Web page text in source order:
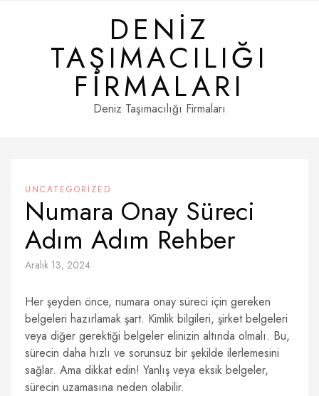
DENIZ
TAŞIMACILIĞI
FIRMALARI
Deniz Taşımacılığı Firmaları
UNCATEGORIZED
Numara Onay Süreci
Adım Adım Rehber
Aralık 13, 2024
Her şeyden önce, numara onay süreci için gereken
belgeleri hazırlamak şart. Kimlik bilgileri, şirket belgeleri
veya diğer gerektiği belgeler elinizin altında olmalı. Bu,
sürecin daha hızlı ve sorunsuz bir şekilde ilerlemesini
sağlar. Ama dikkat edin! Yanlış veya eksik belgeler,
sürecin uzamasına neden olabilir.